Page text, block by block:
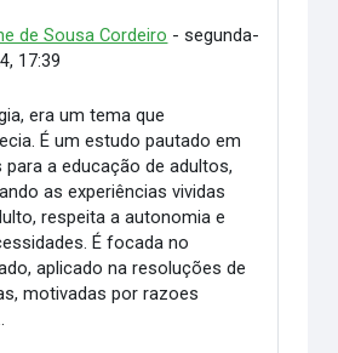
de Sousa Cordeiro -segunda-
17:39
0
era um tema que
É um estudo pautado em
a educação de adultos,
as experiências vividas
respeita a autonomia e
É focada no
aplicado na resoluções de
motivadas por razoes